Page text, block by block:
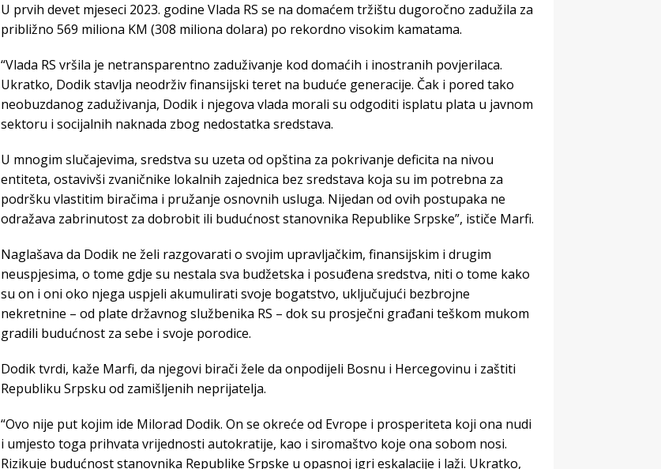
U prvih devet mjeseci 2023. godine Vlada RS se na domaćem tržištu dugoročno zadužila za
približno 569 miliona KM (308 miliona dolara) po rekordno visokim kamatama.
“Vlada RS vršila je netransparentno zaduživanje kod domaćih i inostranih povjerilaca.
Ukratko, Dodik stavlja neodrživ finansijski teret na buduće generacije. Čak i pored tako
neobuzdanog zaduživanja, Dodik i njegova vlada morali su odgoditi isplatu plata u javnom
sektoru i socijalnih naknada zbog nedostatka sredstava.
U mnogim slučajevima, sredstva su uzeta od opština za pokrivanje deficita na nivou
entiteta, ostavivši zvaničnike lokalnih zajednica bez sredstava koja su im potrebna za
podršku vlastitim biračima i pružanje osnovnih usluga. Nijedan od ovih postupaka ne
odražava zabrinutost za dobrobit ili budućnost stanovnika Republike Srpske”, ističe Marfi.
Naglašava da Dodik ne želi razgovarati o svojim upravljačkim, finansijskim i drugim
neuspjesima, o tome gdje su nestala sva budžetska i posuđena sredstva, niti o tome kako
su on i oni oko njega uspjeli akumulirati svoje bogatstvo, uključujući bezbrojne
nekretnine – od plate državnog službenika RS – dok su prosječni građani teškom mukom
gradili budućnost za sebe i svoje porodice.
Dodik tvrdi, kaže Marfi, da njegovi birači žele da onpodijeli Bosnu i Hercegovinu i zaštiti
Republiku Srpsku od zamišljenih neprijatelja.
“Ovo nije put kojim ide Milorad Dodik. On se okreće od Evrope i prosperiteta koji ona nudi
i umjesto toga prihvata vrijednosti autokratije, kao i siromaštvo koje ona sobom nosi.
Rizikuje budućnost stanovnika Republike Srpske u opasnoj igri eskalacije i laži. Ukratko,